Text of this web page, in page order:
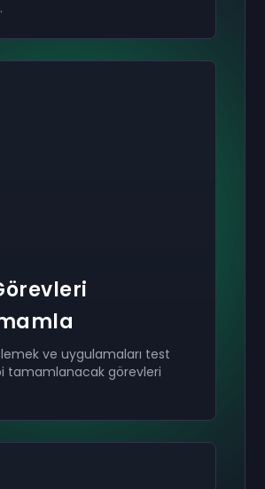
ve uygulamaları test
tamamlanacak görevleri